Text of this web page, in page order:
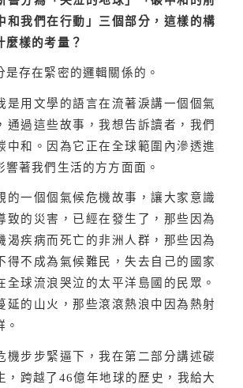
和我們在行動」三個部分，這樣的構
麼樣的考量？
是存在緊密的邏輯關係的。
是用文學的語言在流著淚講一個個氣
通過這些故事，我想告訴讀者，我們
中和。因為它正在全球範圍內滲透進
響著我們生活的方方面面。
的一個個氣候危機故事，讓大家意識
致的災害，已經在發生了，那些因為
渴疾病而死亡的非洲人群，那些因為
得不成為氣候難民，失去自己的國家
全球流浪哭泣的太平洋島國的民眾。
延的山火，那些滾滾熱浪中因為熱射
機步步緊逼下，我在第二部分講述碳
，跨越了 46億年地球的歷史，我給大